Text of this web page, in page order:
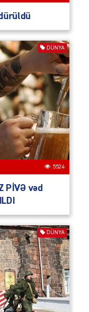
DÜNYA
5524
PİVƏ vəd
DÜNYA